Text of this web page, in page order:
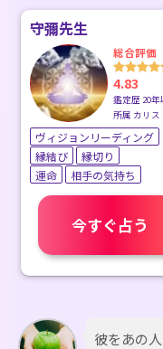
守彌先生
総合評価
4.83
鑑定歴 20年
所属 カリス
ヴィジョンリーディング
縁結び
縁切り
運命
相手の気持ち
今すぐ占う
彼をあの